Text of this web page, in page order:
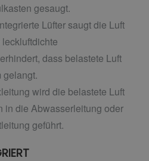
gesaugt.
Lüfter saugt die Luft
dass belastete Luft
gelangt.
wird die belastete Luft
in die Abwasserleitung oder
geführt.